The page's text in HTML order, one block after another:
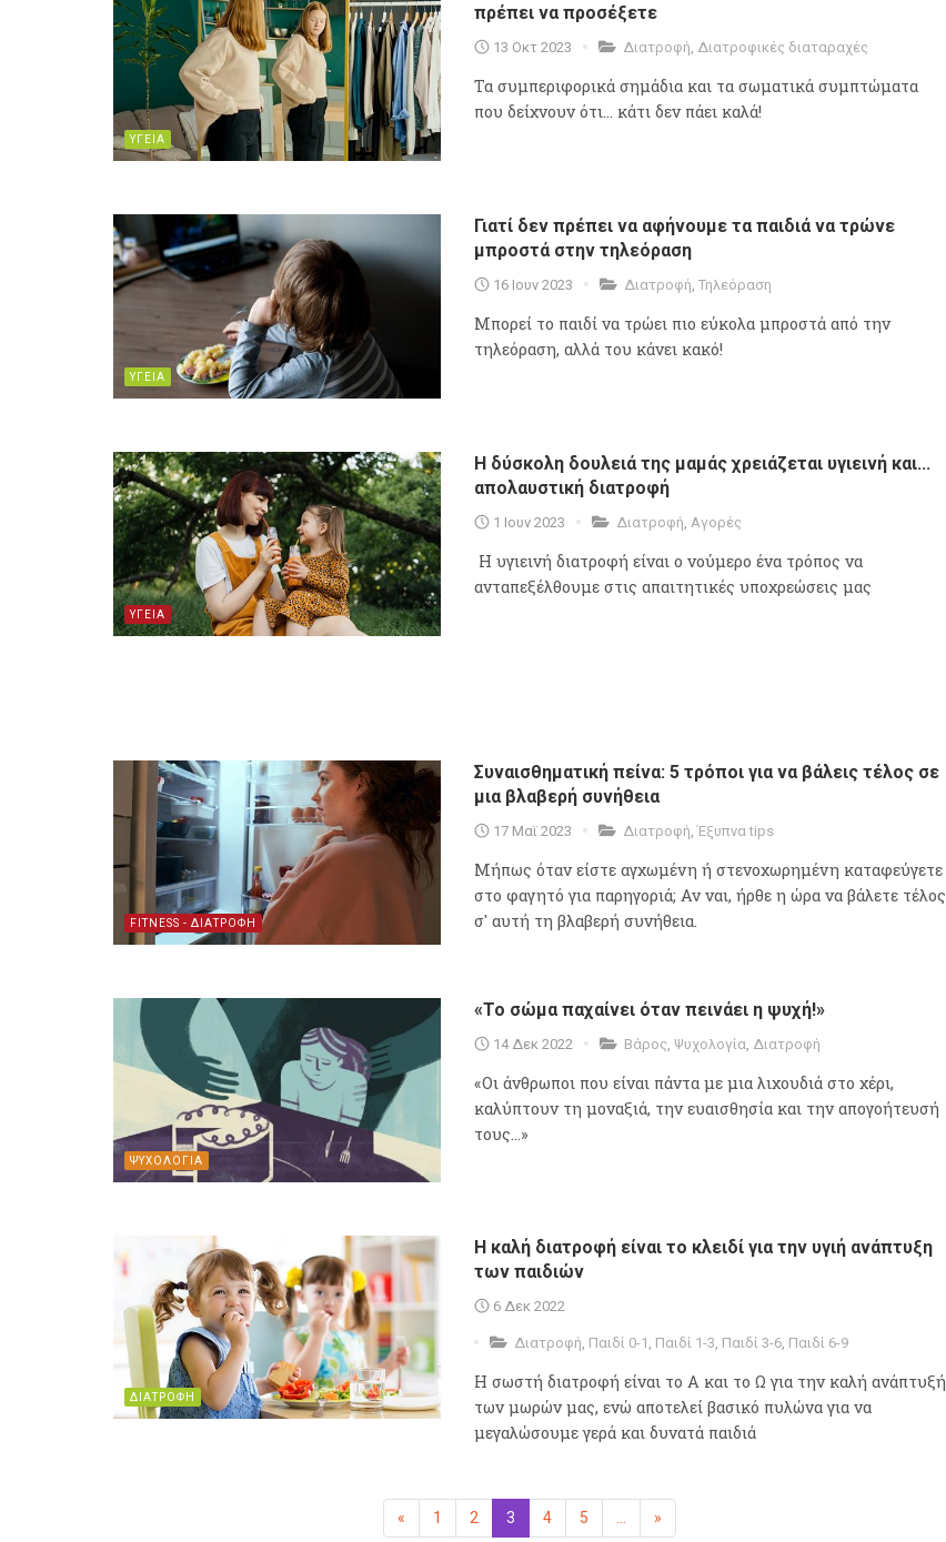
ΥΓΕΙΑ
πρέπει να προσέξετε
13 Οκτ 2023 Διατροφή Διατροφικές διαταραχές
Τα συμπεριφορικά σημάδια και τα σωματικά συμπτώματα
που δείχνουν ότι... κάτι δεν πάει καλά!
ΥΓΕΙΑ
Γιατί δεν πρέπει να αφήνουμε τα παιδιά να τρώνε
μπροστά στην τηλεόραση
16 Ιουν 2023 Διατροφή Τηλεόραση
Μπορεί το παιδί να τρώει πιο εύκολα μπροστά από την
τηλεόραση, αλλά του κάνει κακό!
ΥΓΕΙΑ
Η δύσκολη δουλειά της μαμάς χρειάζεται υγιεινή και...
απολαυστική διατροφή
1 Ιουν 2023 Διατροφή Αγορές
Η υγιεινή διατροφή είναι ο νούμερο ένα τρόπος να
ανταπεξέλθουμε στις απαιτητικές υποχρεώσεις μας
FITNESS - ΔΙΑΤΡΟΦΗ
Συναισθηματική πείνα: 5 τρόποι για να βάλεις τέλος σε
μια βλαβερή συνήθεια
17 Μαϊ 2023 Διατροφή ,Έξυπνα tips
Mήπως όταν είστε αγχωμένη ή στενοχωρημένη καταφεύγετε
στο φαγητό για παρηγοριά; Αν ναι, ήρθε η ώρα να βάλετε τέλος
σ' αυτή τη βλαβερή συνήθεια.
ΨΥΧΟΛΟΓΙΑ
«Το σώμα παχαίνει όταν πεινάει η ψυχή!»
14 Δεκ 2022 Βάρος Ψυχολογία Διατροφή
«Οι άνθρωποι που είναι πάντα με μια λιχουδιά στο χέρι,
καλύπτουν τη μοναξιά, την ευαισθησία και την απογοήτευσή
τους...»
ΔΙΑΤΡΟΦΗ
Η καλή διατροφή είναι το κλειδί για την υγιή ανάπτυξη
των παιδιών
6 Δεκ 2022
Διατροφή Παιδί 0-1 Παιδί 1-3 Παιδί 3-6 Παιδί 6-9
Η σωστή διατροφή είναι το Α και το Ω για την καλή ανάπτυξή
των μωρών μας, ενώ αποτελεί βασικό πυλώνα για να
μεγαλώσουμε γερά και δυνατά παιδιά
« Προηγούμενη
1 2 3 (επιλεγμένη)
4 5 »